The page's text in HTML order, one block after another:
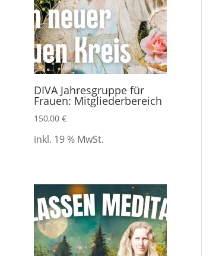
DIVA Jahresgruppe für
Frauen: Mitgliederbereich
150,00 €
inkl. 19 % MwSt.